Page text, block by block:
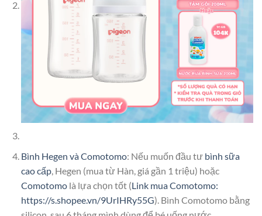
Bình Hegen và Comotomo: Nếu muốn đầu tư bình sữa
cao cấp, Hegen (mua từ Hàn, giá gần 1 triệu) hoặc
Comotomolà lựa chọn tốt (Link mua Comotomo:
https://s.shopee.vn/9UrIHRy55G). Bình Comotomo bằng